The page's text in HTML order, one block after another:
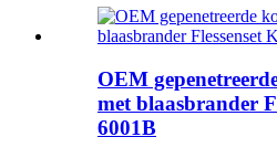
OEM
met blaasbrander
6001B